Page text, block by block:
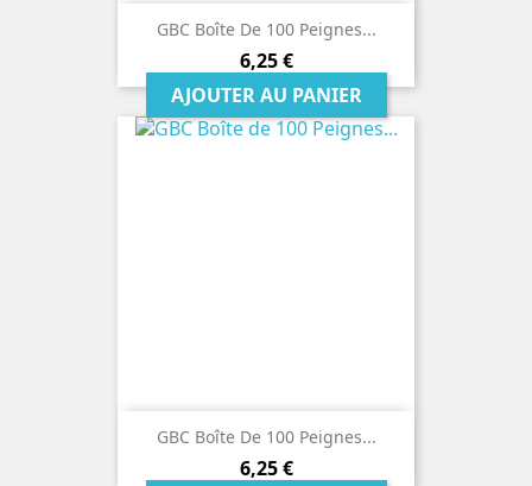
GBC Boîte De 100 Peignes...
Prix
6,25 €
AJOUTER AU PANIER
GBC Boîte De 100 Peignes...
Prix
6,25 €